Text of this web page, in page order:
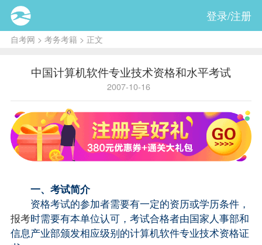
登录/注册
自考网 > 考务考籍 > 正文
中国计算机软件专业技术资格和水平考试
2007-10-16
一、考试简介
资格考试的参加者需要有一定的资历或学历条件，
报考时需要有本单位认可，考试合格者由国家人事部和
信息产业部颁发相应级别的计算机软件专业技术资格证